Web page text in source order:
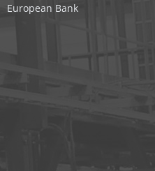
European Bank